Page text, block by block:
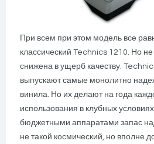
При всем при этом модель все
классический Technics 1210. Но не
снижена в ущерб качеству.
выпускают самые монолитно
винила. Но их делают на года
использования в клубных
бюджетными аппаратами запас
не такой космический, но вполне